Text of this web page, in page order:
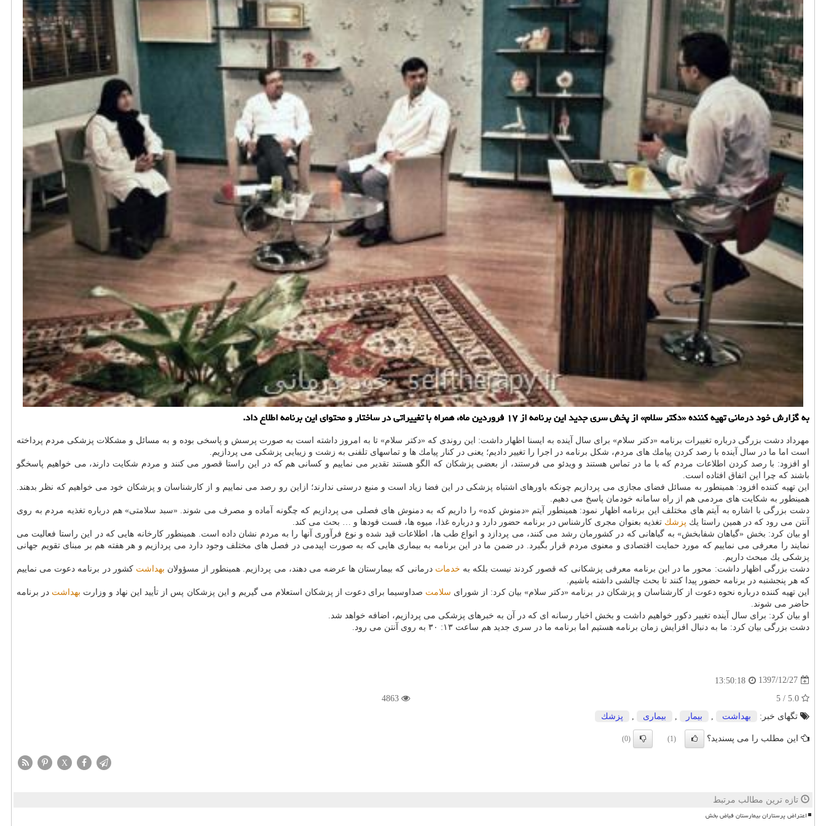
به گزارش خود درمانی تهیه كننده «دكتر سلام» از پخش سری جدید این برنامه از ۱۷ فروردین ماه، همراه با تغییراتی در ساختار و محتوای این برنامه اطلاع داد.
مهرداد دشت بزرگی درباره تغییرات برنامه «دكتر سلام» برای سال آینده به ایسنا اظهار داشت: این روندی كه «دكتر سلام» تا به امروز داشته است به صورت پرسش و پاسخی بوده و به مسائل و مشكلات پزشكی مردم پرداخته
است اما ما در سال آینده با رصد كردن پیامك های مردم، شكل برنامه در اجرا را تغییر دادیم؛ یعنی در كنار پیامك ها و تماسهای تلفنی به زشت و زیبایی پزشكی می پردازیم.
او افزود: با رصد كردن اطلاعات مردم كه با ما در تماس هستند و ویدئو می فرستند، از بعضی پزشكان كه الگو هستند تقدیر می نماییم و كسانی هم كه در این راستا قصور می كنند و مردم شكایت دارند، می خواهیم پاسخگو
باشند كه چرا این اتفاق افتاده است.
این تهیه كننده افزود: همینطور به مسائل فضای مجازی می پردازیم چونكه باورهای اشتباه پزشكی در این فضا زیاد است و منبع درستی ندارند؛ ازاین رو رصد می نماییم و از كارشناسان و پزشكان خود می خواهیم كه نظر بدهند.
همینطور به شكایت های مردمی هم از راه سامانه خودمان پاسخ می دهیم.
دشت بزرگی با اشاره به آیتم های مختلف این برنامه اظهار نمود: همینطور آیتم «دمنوش كده» را داریم كه به دمنوش های فصلی می پردازیم كه چگونه آماده و مصرف می شوند. «سبد سلامتی» هم درباره تغذیه مردم به روی
آنتن می رود كه در همین راستا یك پزشك تغذیه بعنوان مجری كارشناس در برنامه حضور دارد و درباره غذا، میوه ها، فست فودها و … بحث می كند.
او بیان كرد: بخش «گیاهان شفابخش» به گیاهانی كه در كشورمان رشد می كنند، می پردازد و انواع طب ها، اطلاعات قید شده و نوع فرآوری آنها را به مردم نشان داده است. همینطور كارخانه هایی كه در این راستا فعالیت می
نمایند را معرفی می نماییم كه مورد حمایت اقتصادی و معنوی مردم قرار بگیرد. در ضمن ما در این برنامه به بیماری هایی كه به صورت اپیدمی در فصل های مختلف وجود دارد می پردازیم و هر هفته هم بر مبنای تقویم جهانی
پزشكی یك مبحث داریم.
دشت بزرگی اظهار داشت: محور ما در این برنامه معرفی پزشكانی كه قصور كردند نیست بلكه به خدمات درمانی كه بیمارستان ها عرضه می دهند، می پردازیم. همینطور از مسؤولان بهداشت كشور در برنامه دعوت می نماییم
كه هر پنجشنبه در برنامه حضور پیدا كنند تا بحث چالشی داشته باشیم.
این تهیه كننده درباره نحوه دعوت از كارشناسان و پزشكان در برنامه «دكتر سلام» بیان كرد: از شورای سلامت صداوسیما برای دعوت از پزشكان استعلام می گیریم و این پزشكان پس از تأیید این نهاد و وزارت بهداشت در برنامه
حاضر می شوند.
او بیان كرد: برای سال آینده تغییر دكور خواهیم داشت و بخش اخبار رسانه ای كه در آن به خبرهای پزشكی می پردازیم، اضافه خواهد شد.
دشت بزرگی بیان كرد: ما به دنبال افزایش زمان برنامه هستیم اما برنامه ما در سری جدید هم ساعت ۱۳: ۳۰ به روی آنتن می رود.
1397/12/27
13:50:18
تگهای خبر:
بهداشت بیمار بیماری پزشك
این مطلب را می پسندید؟ (1)
(0)
X
تازه ترین مطالب مرتبط
اعتراض پرستاران بیمارستان فیاض بخش